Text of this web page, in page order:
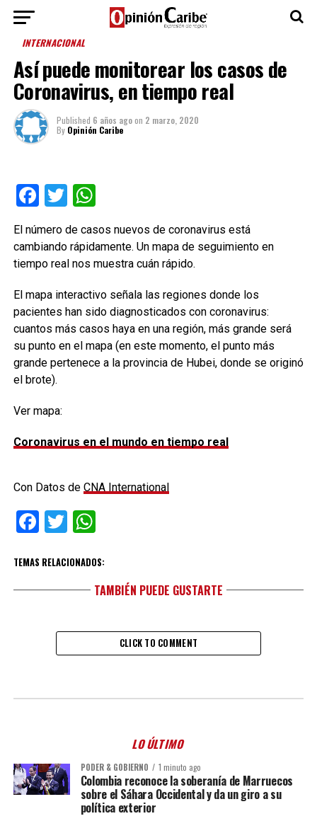
INTERNACIONAL
Así puede monitorear los casos de
Coronavirus, en tiempo real
Published 6 años agoon 2 marzo, 2020
By Opinión Caribe
Facebook
TwitterWhatsApp
El número de casos nuevos de coronavirus está
cambiando rápidamente. Un mapa de seguimiento en
tiempo real nos muestra cuán rápido.
El mapa interactivo señala las regiones donde los
pacientes han sido diagnosticados con coronavirus:
cuantos más casos haya en una región, más grande será
su punto en el mapa (en este momento, el punto más
grande pertenece a la provincia de Hubei, donde se originó
el brote).
Ver mapa:
Coronavirus en el mundo en tiempo real
Con Datos de CNA International
Facebook
TwitterWhatsApp
TEMAS RELACIONADOS:
TAMBIÉN PUEDE GUSTARTE
CLICK TO COMMENT
LO ÚLTIMO
PODER & GOBIERNO 1 minuto ago
Colombia reconoce la soberanía de Marruecos
sobre el Sáhara Occidental y da un giro a su
política exterior